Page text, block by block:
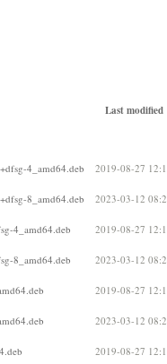
Last modified
4_amd64.deb 2019-08-27
8_amd64.deb 2023-03-12
4_amd64.deb 2019-08-27
8_amd64.deb 2023-03-12
2019-08-27
2023-03-12
2019-08-27